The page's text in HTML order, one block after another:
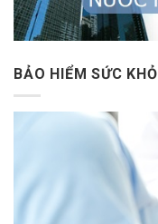
BẢO HIỂM SỨC